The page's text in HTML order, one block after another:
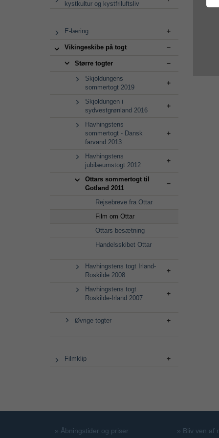
kystkultur og kystfriluftsliv
E-læring
Vikingeskibe på togt
Større togter
Skjoldungens
sommertogt 2019
Skjoldungen i
sydvestgrønland 2016
Havhingstens
sommertogt - Dansk
farvand 2013
Havhingstens
jubilæumstogt 2012
Ottars sommertogt til
Gotland 2011
Rejsebreve fra Ottar
Film om Ottar
Ottars besætning
Handelsskibet Ottar
Havhingstens togt Irland-
Roskilde 2008
Havhingstens togt
Roskilde-Irland 2007
Øvrige togter
Filmklip
» Åbningstider og priser
» Bliv ven af